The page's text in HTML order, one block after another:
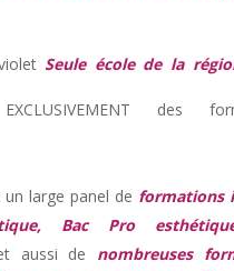
Seule école de la
large panel de formations
Bac Pro
aussi de nombreuses